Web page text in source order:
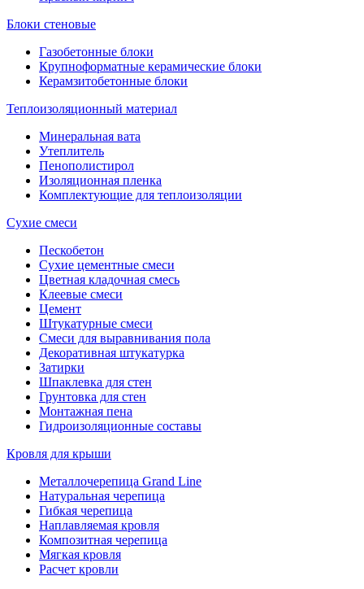
Блоки стеновые
Газобетонные блоки
Крупноформатные керамические блоки
Керамзитобетонные блоки
Теплоизоляционный материал
Минеральная вата
Утеплитель
Пенополистирол
Изоляционная пленка
Комплектующие для теплоизоляции
Сухие смеси
Пескобетон
Сухие цементные смеси
Цветная кладочная смесь
Клеевые смеси
Цемент
Штукатурные смеси
Смеси для выравнивания пола
Декоративная штукатурка
Затирки
Шпаклевка для стен
Грунтовка для стен
Монтажная пена
Гидроизоляционные составы
Кровля для крыши
Металлочерепица Grand Line
Натуральная черепица
Гибкая черепица
Наплавляемая кровля
Композитная черепица
Мягкая кровля
Расчет кровли